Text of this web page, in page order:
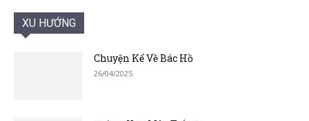
XU HƯỚNG
Chuyện Kể Về Bác Hồ
26/04/2025